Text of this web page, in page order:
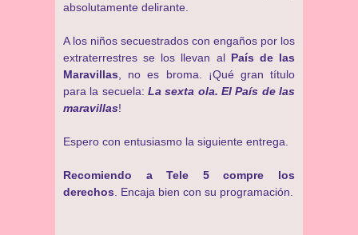
absolutamente delirante.
A los niños secuestrados con engaños por los
extraterrestres se los llevan al País de las
Maravillas , no es broma. ¡Qué gran título
para la secuela: La sexta ola. El País de las
maravillas!
Espero con entusiasmo la siguiente entrega.
Recomiendo a Tele 5 compre los
derechos . Encaja bien con su programación.